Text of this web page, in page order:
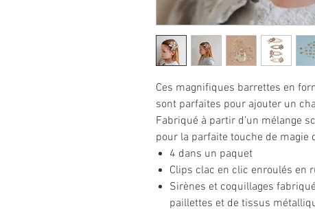
Ces magnifiques barrettes en
sont parfaites pour ajouter un
Fabriqué à partir d’un mélange
pour la parfaite touche de magie
4 dans un paquet
Clips clac en clic enroulés en
Sirènes et coquillages
paillettes et de tissus